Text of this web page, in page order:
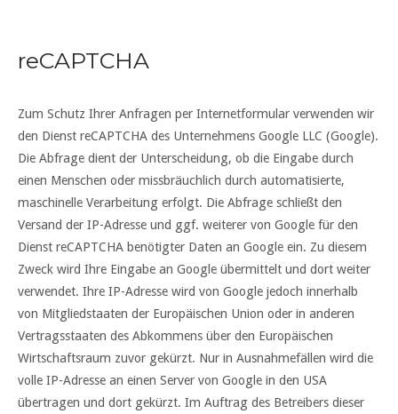
reCAPTCHA
Zum Schutz Ihrer Anfragen per Internetformular verwenden wir
den Dienst reCAPTCHA des Unternehmens Google LLC (Google).
Die Abfrage dient der Unterscheidung, ob die Eingabe durch
einen Menschen oder missbräuchlich durch automatisierte,
maschinelle Verarbeitung erfolgt. Die Abfrage schließt den
Versand der IP-Adresse und ggf. weiterer von Google für den
Dienst reCAPTCHA benötigter Daten an Google ein. Zu diesem
Zweck wird Ihre Eingabe an Google übermittelt und dort weiter
verwendet. Ihre IP-Adresse wird von Google jedoch innerhalb
von Mitgliedstaaten der Europäischen Union oder in anderen
Vertragsstaaten des Abkommens über den Europäischen
Wirtschaftsraum zuvor gekürzt. Nur in Ausnahmefällen wird die
volle IP-Adresse an einen Server von Google in den USA
übertragen und dort gekürzt. Im Auftrag des Betreibers dieser